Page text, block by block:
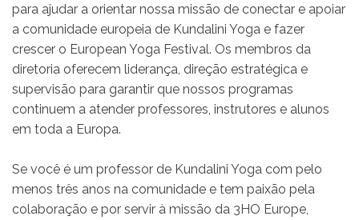
para ajudar a orientar nossa missão de conectar e apoiar
a comunidade europeia de Kundalini Yoga e fazer
crescer o European Yoga Festival. Os membros da
diretoria oferecem liderança, direção estratégica e
supervisão para garantir que nossos programas
continuem a atender professores, instrutores e alunos
em toda a Europa.
Se você é um professor de Kundalini Yoga com pelo
menos três anos na comunidade e tem paixão pela
colaboração e por servir à missão da 3HO Europe,